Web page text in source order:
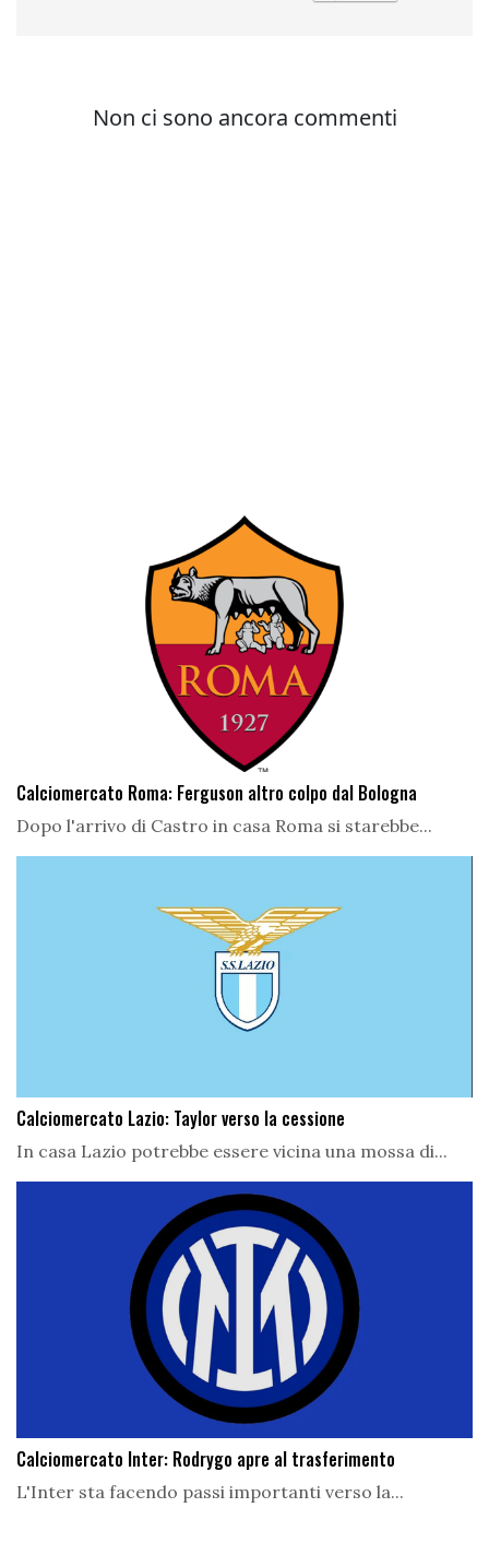
Calciomercato Roma: Ferguson altro colpo dal Bologna
Dopo l'arrivo di Castro in casa Roma si starebbe...
Calciomercato Lazio: Taylor verso la cessione
In casa Lazio potrebbe essere vicina una mossa di...
Calciomercato Inter: Rodrygo apre al trasferimento
L'Inter sta facendo passi importanti verso la...